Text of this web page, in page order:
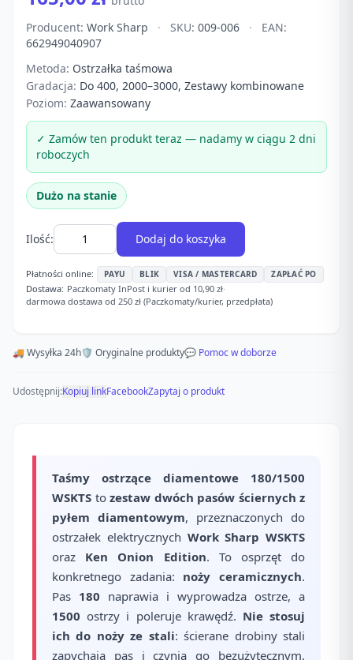
Producent: Work Sharp · SKU: 009-006 ·
EAN:
662949040907
Metoda: Ostrzałka taśmowa
Gradacja: Do 400, 2000–3000, Zestawy kombinowane
Poziom: Zaawansowany
✓ Zamów ten produkt teraz — nadamy w ciągu 2 dni
roboczych
Dużo na stanie
Ilość: Dodaj do koszyka
Płatności online: PAYU BLIK VISA / MASTERCARD ZAPŁAĆ PO
Dostawa: Paczkomaty InPost i kurier od 10,90 zł·
darmowa dostawa od 250 zł (Paczkomaty/kurier, przedpłata)
🚚 Wysyłka 24h🛡️ Oryginalne produkty💬 Pomoc w doborze
Udostępnij:Kopiuj linkFacebookZapytaj o produkt
Taśmy ostrzące diamentowe 180/1500
WSKTS to zestaw dwóch pasów ściernych z
pyłem diamentowym, przeznaczonych do
ostrzałek elektrycznych Work Sharp WSKTS
oraz Ken Onion Edition. To osprzęt do
konkretnego zadania: noży ceramicznych.
Pas 180 naprawia i wyprowadza ostrze, a
1500 ostrzy i poleruje krawędź. Nie stosuj
ich do noży ze stali: ścierane drobiny stali
zapychają pas i czynią go bezużytecznym.